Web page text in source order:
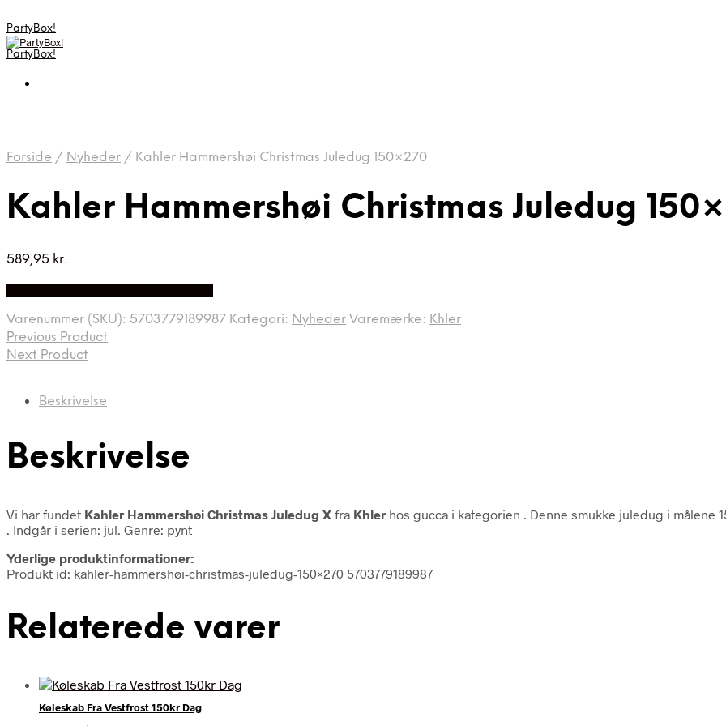
PartyBox!
PartyBox!
Forside / Nyheder / Kahler Hammershøi Christmas Juledug 150×270
Kahler Hammershøi Christmas Juledug
589,95 kr.
Varenummer (SKU): 5703779189987 Kategori: Nyheder Varemærke: Khler
Previous Product
Next Product
Beskrivelse
Beskrivelse
Vi har fundet Kahler Hammershøi Christmas Juledug X fra Khler hos gucca i kategorien
. Denne smukke juledug i målene
. Indgår i serien: jul. Genre: pynt
Yderlige produktinformationer:
Produkt id: kahler-hammershøi-christmas-juledug-150×270 5703779189987
Relaterede varer
Køleskab Fra Vestfrost 150kr Dag